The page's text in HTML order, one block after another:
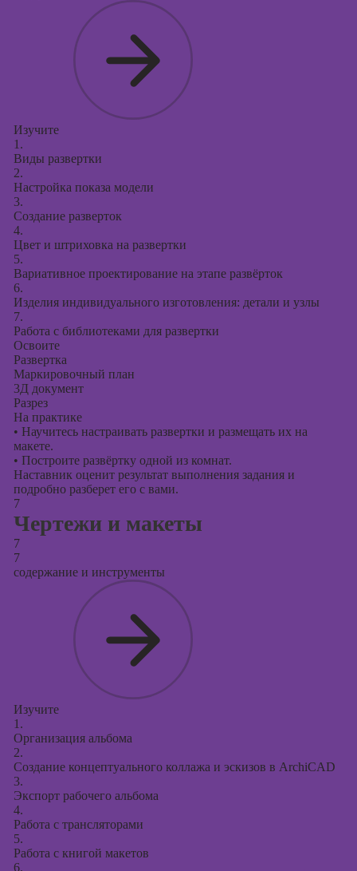
Изучите
1.
Виды развертки
2.
Настройка показа модели
3.
Создание разверток
4.
Цвет и штриховка на развертки
5.
Вариативное проектирование на этапе развёрток
6.
Изделия индивидуального изготовления: детали и узлы
7.
Работа с библиотеками для развертки
Освоите
Развертка
Маркировочный план
3Д документ
Разрез
На практике
• Научитесь настраивать развертки и размещать их на
макете.
• Построите развёртку одной из комнат.
Наставник оценит результат выполнения задания и
подробно разберет его с вами.
7
Чертежи и макеты
7
7
содержание и инструменты
Изучите
1.
Организация альбома
2.
Создание концептуального коллажа и эскизов в ArchiCAD
3.
Экспорт рабочего альбома
4.
Работа с трансляторами
5.
Работа с книгой макетов
6.